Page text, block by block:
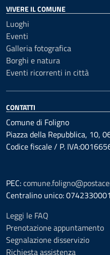
VIVERE IL COMUNE
Luoghi
Eventi
Galleria fotografica
Borghi e natura
Eventi ricorrenti in città
CONTATTI
Comune di Foligno
Piazza della Repubblica, 10,
Codice fiscale / P.
PEC:
Centralino unico: 0742330001
Leggi le FAQ
Prenotazione appuntamento
Segnalazione disservizio
Richiesta assistenza